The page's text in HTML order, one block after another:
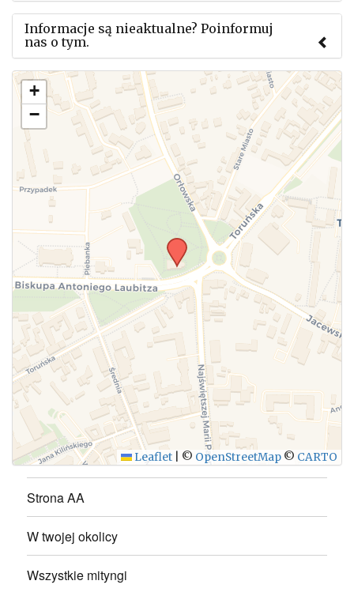
Informacje są nieaktualne? Poinformuj
nas o tym.
Użyj tego formularza aby przesłać informację o
zmianach w powyższym mityngu.
WYŚLIJ
+
−
Leaflet © OpenStreetMap © CARTO
Strona AA
W twojej okolicy
Wszystkie mityngi